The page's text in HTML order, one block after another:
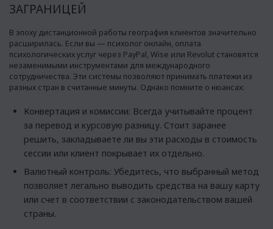
ЗАГРАНИЦЕЙ
В эпоху дистанционной работы география клиентов значительно
расширилась. Если вы — психолог онлайн, оплата
психологических услуг через PayPal, Wise или Revolut становятся
незаменимыми инструментами для международного
сотрудничества. Эти системы позволяют принимать платежи из
разных стран в считанные минуты. Однако помните о нюансах:
Конвертация и комиссии: Всегда учитывайте процент
за перевод и курсовую разницу. Стоит заранее
решить, закладываете ли вы эти расходы в стоимость
сессии или клиент покрывает их отдельно.
Валютный контроль: Убедитесь, что выбранный метод
позволяет легально выводить средства на вашу карту
или счет в соответствии с законодательством вашей
страны.